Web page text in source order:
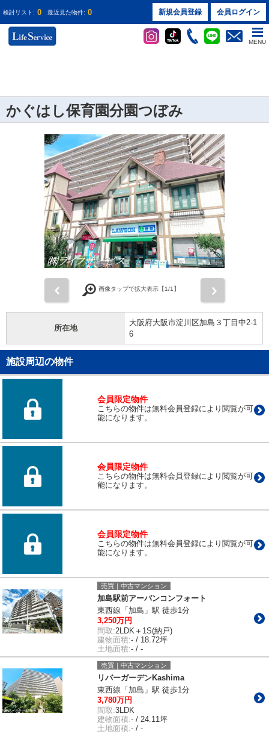
検討リスト: 0 最近見た物件: 0 新規会員登録 会員ログイン
MENU
かぐはし保育園分園つぼみ
画像タップで拡大表示【1/1】
所在地
大阪府大阪市淀川区加島３丁目中2-1
6
施設周辺の物件
会員限定物件
こちらの物件は無料会員登録により閲覧が可
能になります。
会員限定物件
こちらの物件は無料会員登録により閲覧が可
能になります。
会員限定物件
こちらの物件は無料会員登録により閲覧が可
能になります。
売買｜中古マンション
加島駅前アーバンコンフォート
東西線「加島」駅 徒歩1分
3,250万円
間取:2LDK＋1S(納戸)
建物面積:- / 18.72坪
土地面積:- / -
売買｜中古マンション
リバーガーデンKashima
東西線「加島」駅 徒歩1分
3,780万円
間取:3LDK
建物面積:- / 24.11坪
土地面積:- / -